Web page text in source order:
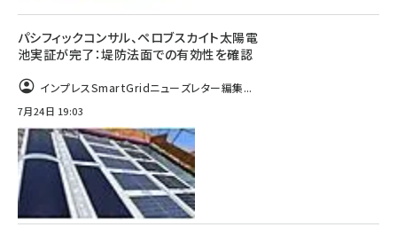
パシフィックコンサル、ペロブスカイト太陽電
池実証が完了：堤防法面での有効性を確認
インプレスSmartGridニューズレター編集...
7月24日 19:03